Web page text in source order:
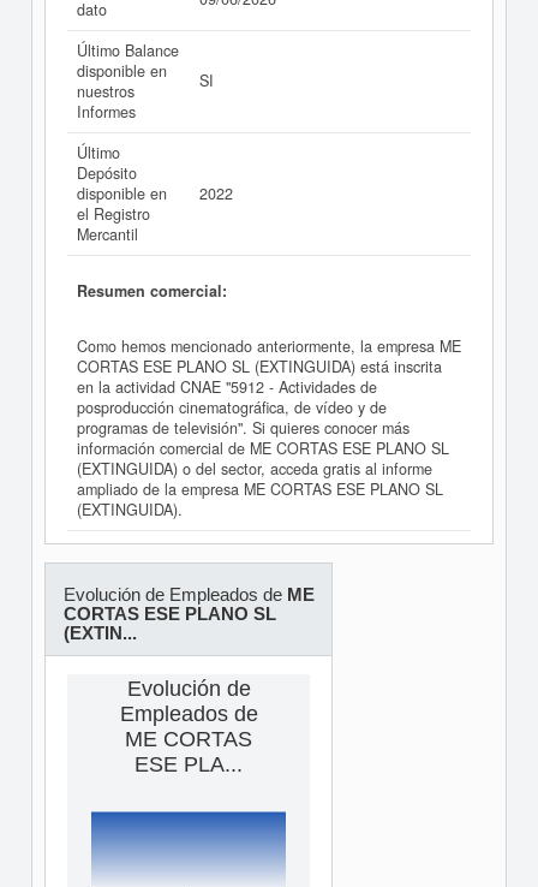
dato
Último Balance
disponible en
nuestros
Informes
SI
Último
Depósito
disponible en
el Registro
Mercantil
2022
Resumen comercial:
Como hemos mencionado anteriormente, la empresa ME
CORTAS ESE PLANO SL (EXTINGUIDA) está inscrita
en la actividad CNAE "5912 - Actividades de
posproducción cinematográfica, de vídeo y de
programas de televisión". Si quieres conocer más
información comercial de ME CORTAS ESE PLANO SL
(EXTINGUIDA) o del sector, acceda gratis al informe
ampliado de la empresa ME CORTAS ESE PLANO SL
(EXTINGUIDA).
Evolución de Empleados de ME
CORTAS ESE PLANO SL
(EXTIN...
Evolución de
Empleados de
ME CORTAS
ESE PLA...